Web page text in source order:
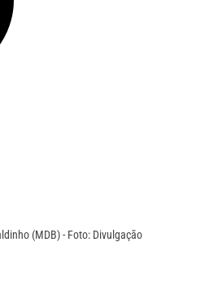
(MDB) - Foto: Divulgação